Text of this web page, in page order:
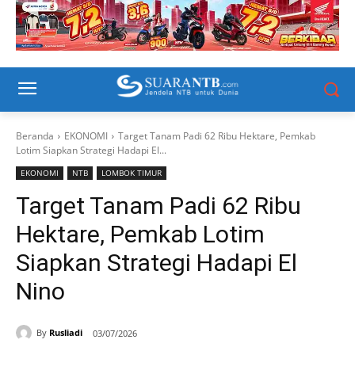
Beranda EKONOMI
Target Tanam Padi 62 Ribu Hektare, Pemkab
Lotim Siapkan Strategi Hadapi El...
EKONOMI NTB LOMBOK TIMUR
Target Tanam Padi 62 Ribu
Hektare, Pemkab Lotim
Siapkan Strategi Hadapi El
Nino
By Rusliadi 03/07/2026